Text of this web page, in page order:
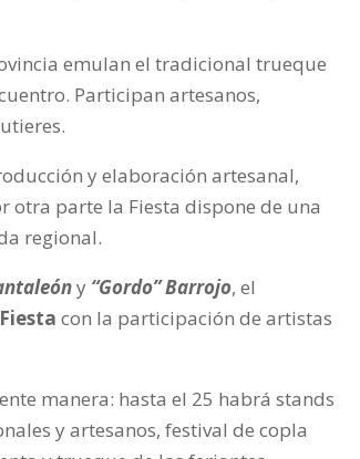
emulan el tradicional trueque
Participan artesanos,
y elaboración artesanal,
parte la Fiesta dispone de una
regional.
y “Gordo” Barrojo, el
con la participación de artistas
manera: hasta el 25 habrá stands
y artesanos, festival de copla